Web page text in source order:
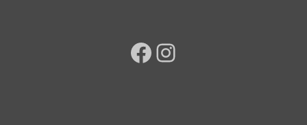
Facebook Instagram